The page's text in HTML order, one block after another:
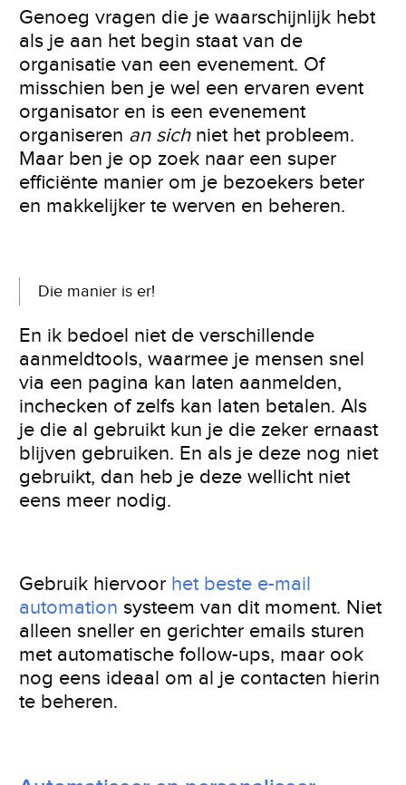
Genoeg vragen die je waarschijnlijk hebt
als je aan het begin staat van de
organisatie van een evenement. Of
misschien ben je wel een ervaren event
organisator en is een evenement
organiseren an sichniet het probleem.
Maar ben je op zoek naar een super
efficiënte manier om je bezoekers beter
en makkelijker te werven en beheren.
Die manier is er!
En ik bedoel niet de verschillende
aanmeldtools, waarmee je mensen snel
via een pagina kan laten aanmelden,
inchecken of zelfs kan laten betalen. Als
je die al gebruikt kun je die zeker ernaast
blijven gebruiken. En als je deze nog niet
gebruikt, dan heb je deze wellicht niet
eens meer nodig.
Gebruik hiervoor het beste e-mail
automation systeem van dit moment. Niet
alleen sneller en gerichter emails sturen
met automatische follow-ups, maar ook
nog eens ideaal om al je contacten hierin
te beheren.